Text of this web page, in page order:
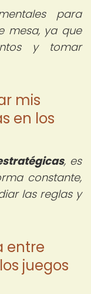
para
mesa, ya que
y tomar
mis
en los
, es
constante,
las reglas y
entre
juegos